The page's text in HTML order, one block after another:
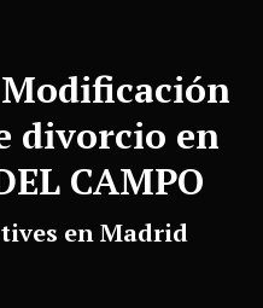
divorcio en
CAMPO
en Madrid